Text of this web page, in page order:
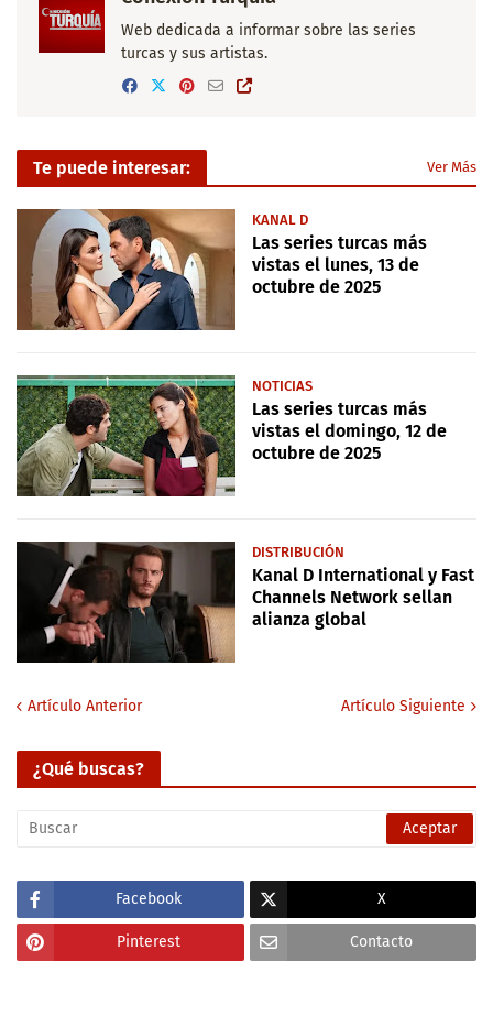
Web dedicada a informar sobre las series
turcas y sus artistas.
Te puede interesar: Ver Más
KANAL D
Las series turcas más
vistas el lunes, 13 de
octubre de 2025
NOTICIAS
Las series turcas más
vistas el domingo, 12 de
octubre de 2025
DISTRIBUCIÓN
Kanal D International y Fast
Channels Network sellan
alianza global
Artículo Anterior Artículo Siguiente
¿Qué buscas?
Facebook X
Pinterest Contacto